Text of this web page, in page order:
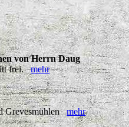
von Herrn Daug
frei.mehr
Grevesmühlenmehr